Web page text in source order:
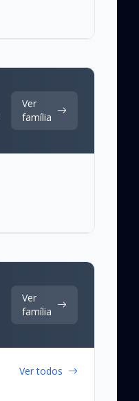
Ver
família
Ver
família
Ver todos